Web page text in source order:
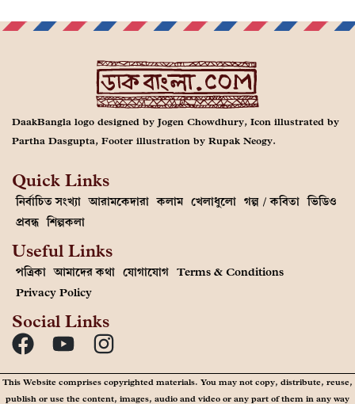
DaakBangla logo designed by Jogen Chowdhury, Icon illustrated by
Partha Dasgupta, Footer illustration by Rupak Neogy.
Quick Links
নির্বাচিত সংখ্যা আরামকেদারা কলাম খেলাধুলো গল্প / কবিতা ভিডিও
প্রবন্ধ শিল্পকলা
Useful Links
পত্রিকা আমাদের কথা যোগাযোগ Terms & Conditions
Privacy Policy
Social Links
This Website comprises copyrighted materials. You may not copy, distribute, reuse,
publish or use the content, images, audio and video or any part of them in any way